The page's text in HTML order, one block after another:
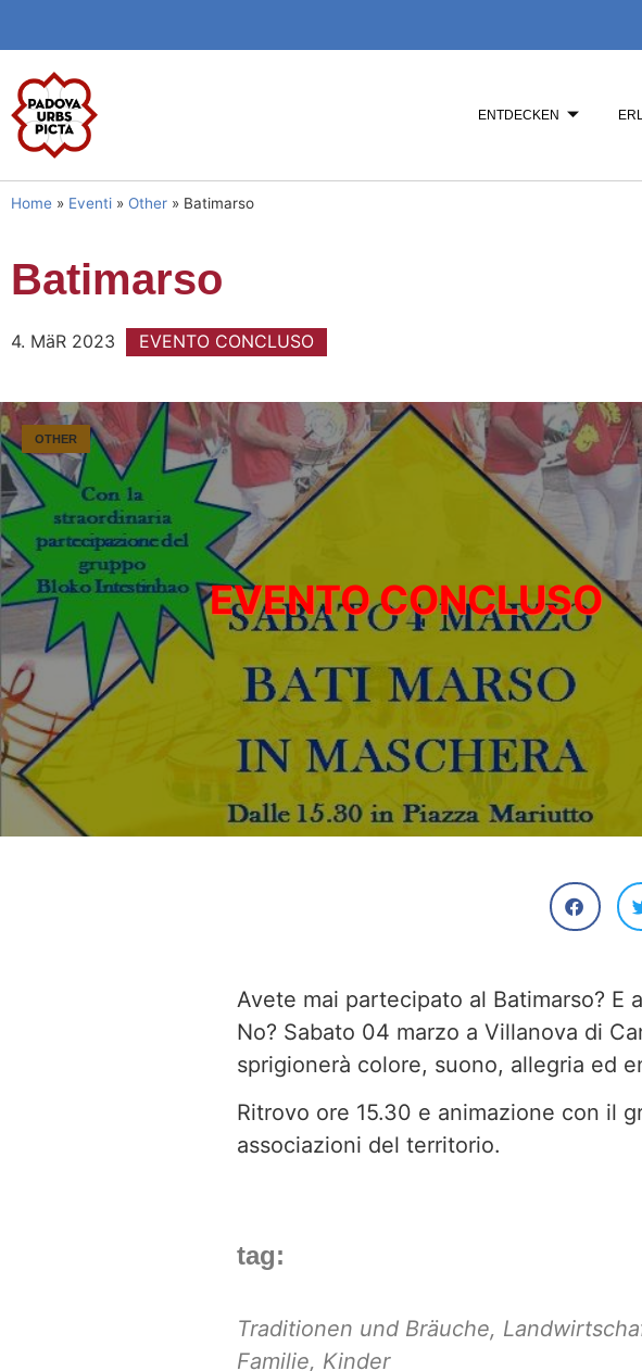
ENTDECKEN
Home » Eventi » Other » Batimarso
Batimarso
4. MäR 2023 EVENTO CONCLUSO
OTHER
Avete mai partecipato al Batimarso? E
No? Sabato 04 marzo a Villanova di
sprigionerà colore, suono, allegria ed
Ritrovo ore 15.30 e animazione con il
associazioni del territorio.
tag:
Traditionen und Bräuche,
Familie, Kinder